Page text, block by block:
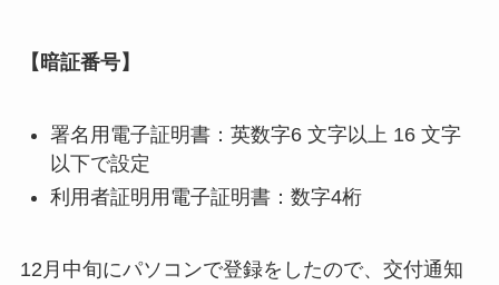
【暗証番号】
署名用電子証明書：英数字6 文字以上 16 文字
以下で設定
利用者証明用電子証明書：数字4桁
12月中旬にパソコンで登録をしたので、交付通知